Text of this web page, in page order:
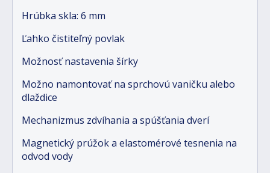
Hrúbka skla: 6 mm
Ľahko čistiteľný povlak
Možnosť nastavenia šírky
Možno namontovať na sprchovú vaničku alebo
dlaždice
Mechanizmus zdvíhania a spúšťania dverí
Magnetický prúžok a elastomérové tesnenia na
odvod vody